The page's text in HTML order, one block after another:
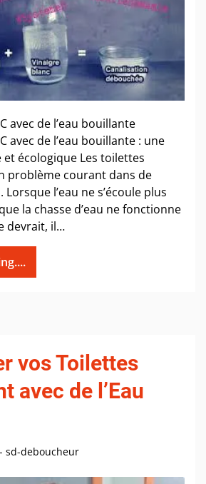
avec de l’eau bouillante
avec de l’eau bouillante : une
écologique Les toilettes
problème courant dans de
l’eau ne s’écoule plus
la chasse d’eau ne fonctionne
devrait, il…
vos Toilettes
avec de l’Eau
- sd-deboucheur